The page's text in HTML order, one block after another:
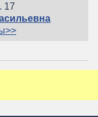
17